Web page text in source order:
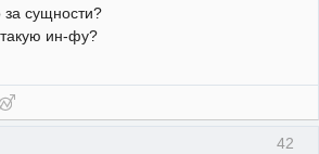
за сущности?
ин-фу?
42